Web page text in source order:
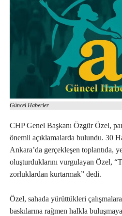
Güncel Haberler
CHP Genel Başkanı Özgür Özel,
önemli açıklamalarda bulundu. 30
Ankara’da gerçekleşen toplantıda,
oluşturduklarını vurgulayan Özel,
zorluklardan kurtarmak” dedi.
Özel, sahada yürüttükleri
baskılarına rağmen halkla